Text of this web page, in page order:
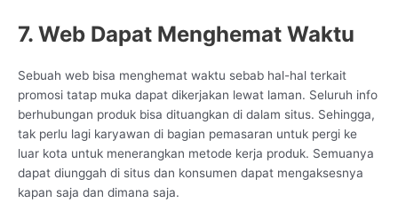
7. Web Dapat Menghemat Waktu
Sebuah web bisa menghemat waktu sebab hal-hal terkait
promosi tatap muka dapat dikerjakan lewat laman. Seluruh info
berhubungan produk bisa dituangkan di dalam situs. Sehingga,
tak perlu lagi karyawan di bagian pemasaran untuk pergi ke
luar kota untuk menerangkan metode kerja produk. Semuanya
dapat diunggah di situs dan konsumen dapat mengaksesnya
kapan saja dan dimana saja.